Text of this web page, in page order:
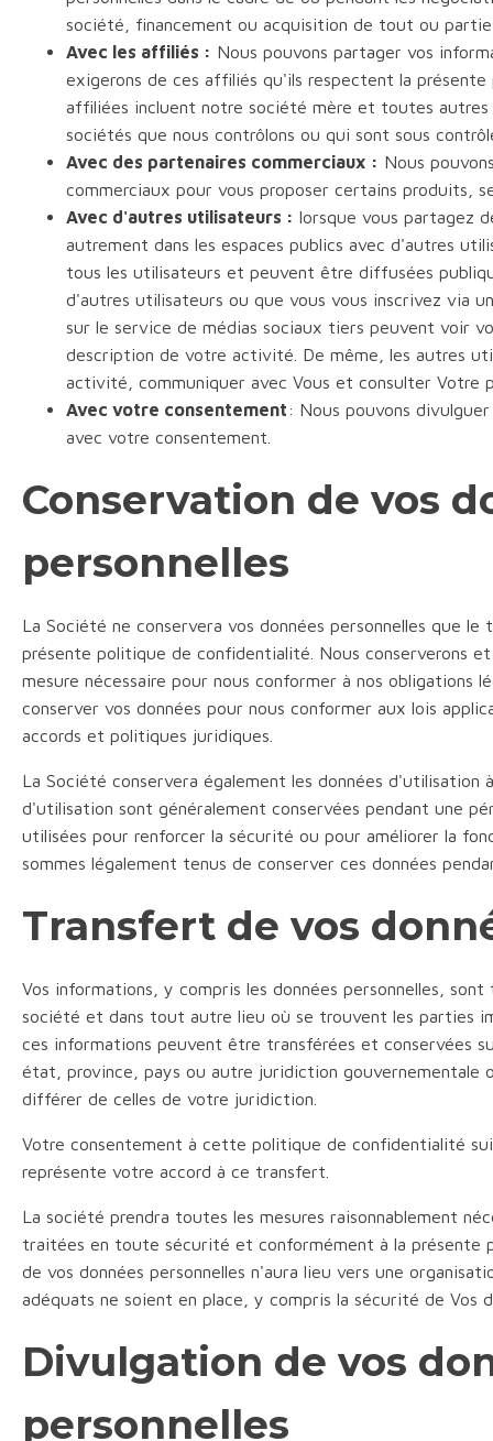
société, financement ou acquisition de tout ou
Avec les affiliés : Nous pouvons partager vos
exigerons de ces affiliés qu'ils respectent la
affiliées incluent notre société mère et toutes
sociétés que nous contrôlons ou qui sont sous
Avec des partenaires commerciaux : Nous
commerciaux pour vous proposer certains produits,
Avec d'autres utilisateurs : lorsque vous partagez
autrement dans les espaces publics avec d'autres
tous les utilisateurs et peuvent être diffusées
d'autres utilisateurs ou que vous vous inscrivez via
sur le service de médias sociaux tiers peuvent voir
description de votre activité. De même, les autres
activité, communiquer avec Vous et consulter Votre
Avec votre consentement: Nous pouvons
avec votre consentement.
Conservation de vos
personnelles
La Société ne conservera vos données personnelles que le
présente politique de confidentialité. Nous conserverons et
mesure nécessaire pour nous conformer à nos obligations
conserver vos données pour nous conformer aux lois
accords et politiques juridiques.
La Société conservera également les données d'utilisation
d'utilisation sont généralement conservées pendant une
utilisées pour renforcer la sécurité ou pour améliorer la
sommes légalement tenus de conserver ces données
Transfert de vos
Vos informations, y compris les données personnelles,
société et dans tout autre lieu où se trouvent les parties
ces informations peuvent être transférées et conservées
état, province, pays ou autre juridiction gouvernementale
différer de celles de votre juridiction.
Votre consentement à cette politique de confidentialité
représente votre accord à ce transfert.
La société prendra toutes les mesures raisonnablement
traitées en toute sécurité et conformément à la
de vos données personnelles n'aura lieu vers une
adéquats ne soient en place, y compris la sécurité de Vos
Divulgation de vos
personnelles